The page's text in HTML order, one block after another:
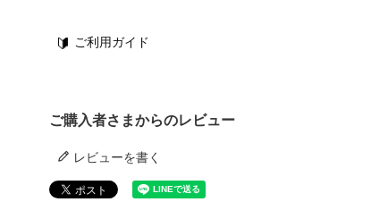
ご利用ガイド
ご購入者さまからのレビュー
レビューを書く